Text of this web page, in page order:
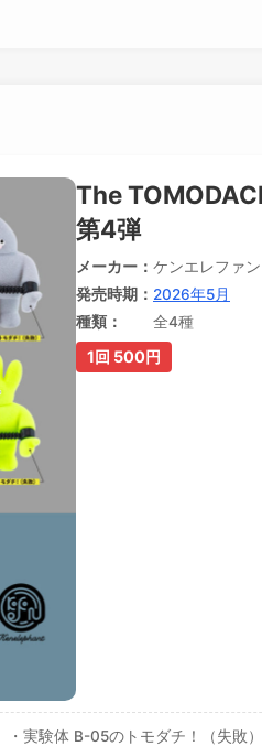
The
第4弾
メーカー
ケンエレファン
発売時期
2026年5月
種類
全4種
1回 500円
・実験体 B-05のトモダチ！（失敗